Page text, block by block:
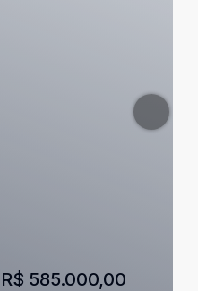
R$ 585.000,00